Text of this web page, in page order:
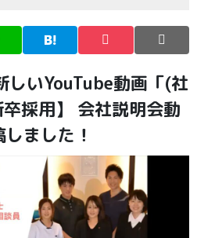
しいYouTube動画「(社
採用】 会社説明会動
ました！